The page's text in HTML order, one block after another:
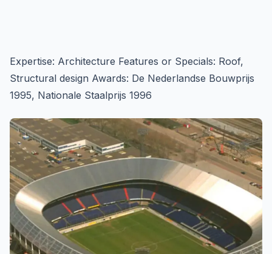
Expertise: Architecture Features or Specials: Roof,
Structural design Awards: De Nederlandse Bouwprijs
1995, Nationale Staalprijs 1996